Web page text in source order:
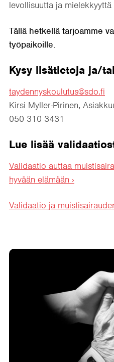
levollisuutta ja mielekkyyttä
Tällä hetkellä tarjoamme
työpaikoille.
Kysy lisätietoja ja/
taydennyskoulutus@sdo.fi
Kirsi Myller-Pirinen,
050 310 3431
Lue lisää
Validaatio auttaa
hyvään elämään ›
Validaatio ja